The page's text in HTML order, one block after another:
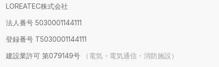
LOREATEC株式会社
法人番号 5030001144111
登録番号 T5030001144111
建設業許可 第079149号
（電気・電気通信・消防施設）